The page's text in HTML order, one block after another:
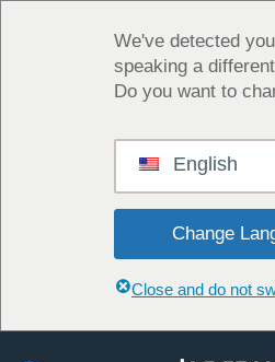
We've detected
speaking a
Do you want to
English
Change
Close and do not